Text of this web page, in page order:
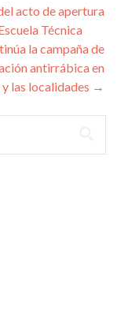
acto de apertura
Técnica
la campaña de
antirrábica en
y las localidades →